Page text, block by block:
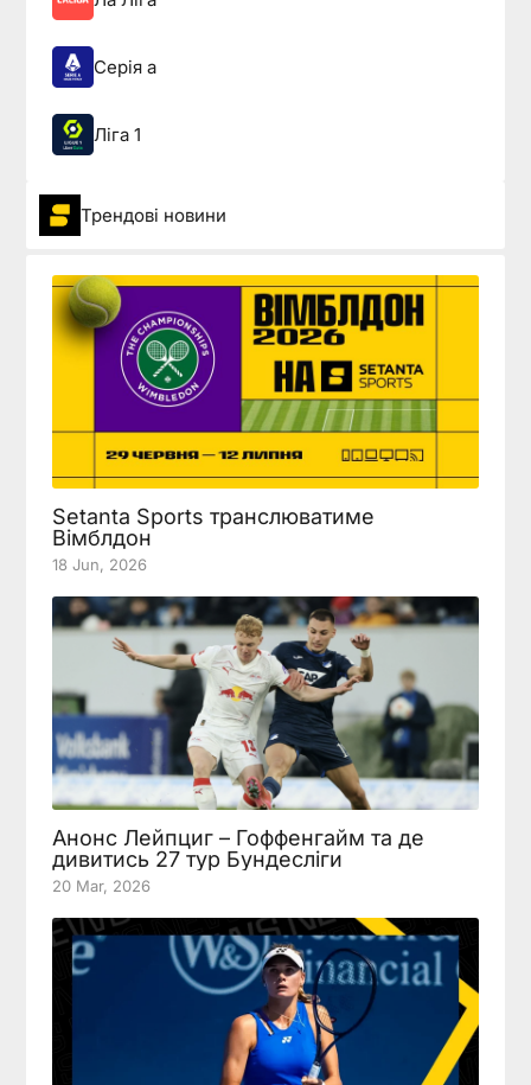
Серія а
Ліга 1
Трендові новини
Setanta Sports транслюватиме
Вімблдон
18 Jun, 2026
Анонс Лейпциг – Гоффенгайм та де
дивитись 27 тур Бундесліги
20 Mar, 2026